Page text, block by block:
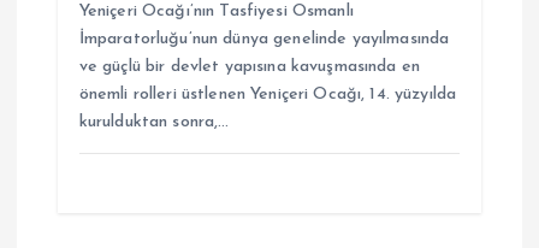
Yeniçeri Ocağı’nın Tasfiyesi Osmanlı
İmparatorluğu’nun dünya genelinde yayılmasında
ve güçlü bir devlet yapısına kavuşmasında en
önemli rolleri üstlenen Yeniçeri Ocağı, 14. yüzyılda
kurulduktan sonra,…